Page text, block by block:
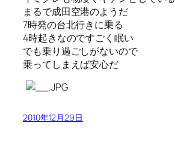
まるで成田空港のようだ
7時発の台北行きに乗る
4時起きなのですごく眠い
でも乗り過ごしがないので
乗ってしまえば安心だ
2010年12月29日